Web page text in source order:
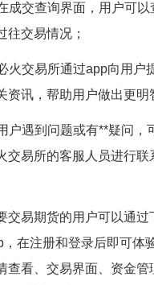
成交查询界面，用户可
往交易情况；
火交易所通过app向用户
资讯，帮助用户做出更明
户遇到问题或有**疑问，
交易所的客服人员进行联
交易期货的用户可以通过
在注册和登录后即可体
查看、交易界面、资金管